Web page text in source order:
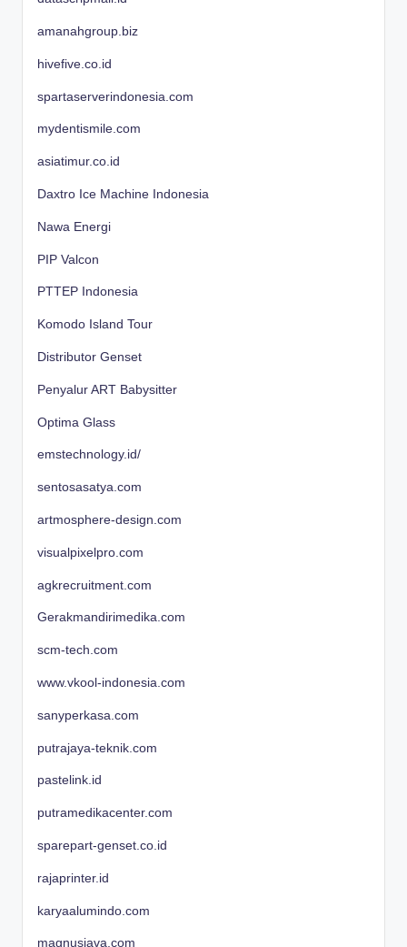
amanahgroup.biz
hivefive.co.id
spartaserverindonesia.com
mydentismile.com
asiatimur.co.id
Daxtro Ice Machine Indonesia
Nawa Energi
PIP Valcon
PTTEP Indonesia
Komodo Island Tour
Distributor Genset
Penyalur ART Babysitter
Optima Glass
emstechnology.id/
sentosasatya.com
artmosphere-design.com
visualpixelpro.com
agkrecruitment.com
Gerakmandirimedika.com
scm-tech.com
www.vkool-indonesia.com
sanyperkasa.com
putrajaya-teknik.com
pastelink.id
putramedikacenter.com
sparepart-genset.co.id
rajaprinter.id
karyaalumindo.com
magnusjava.com